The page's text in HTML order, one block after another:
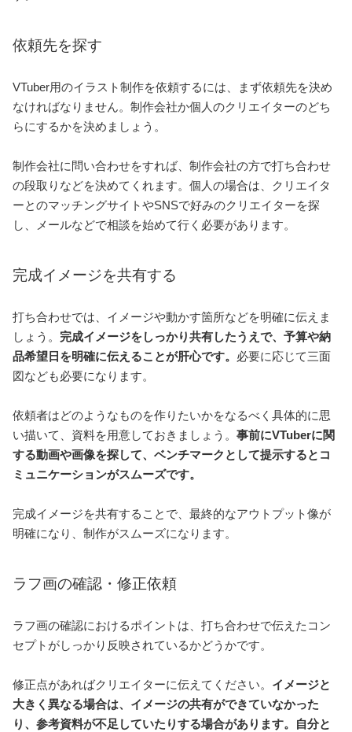
依頼先を探す
VTuber用のイラスト制作を依頼するには、まず依頼先を決め
なければなりません。制作会社か個人のクリエイターのどち
らにするかを決めましょう。
制作会社に問い合わせをすれば、制作会社の方で打ち合わせ
の段取りなどを決めてくれます。個人の場合は、クリエイタ
ーとのマッチングサイトやSNSで好みのクリエイターを探
し、メールなどで相談を始めて行く必要があります。
完成イメージを共有する
打ち合わせでは、イメージや動かす箇所などを明確に伝えま
しょう。 完成イメージをしっかり共有したうえで、予算や納
品希望日を明確に伝えることが肝心です。 必要に応じて三面
図なども必要になります。
依頼者はどのようなものを作りたいかをなるべく具体的に思
い描いて、資料を用意しておきましょう。 事前にVTuberに関
する動画や画像を探して、ベンチマークとして提示するとコ
ミュニケーションがスムーズです。
完成イメージを共有することで、最終的なアウトプット像が
明確になり、制作がスムーズになります。
ラフ画の確認・修正依頼
ラフ画の確認におけるポイントは、打ち合わせで伝えたコン
セプトがしっかり反映されているかどうかです。
修正点があればクリエイターに伝えてください。 イメージと
大きく異なる場合は、イメージの共有ができていなかった
り、参考資料が不足していたりする場合があります。自分と